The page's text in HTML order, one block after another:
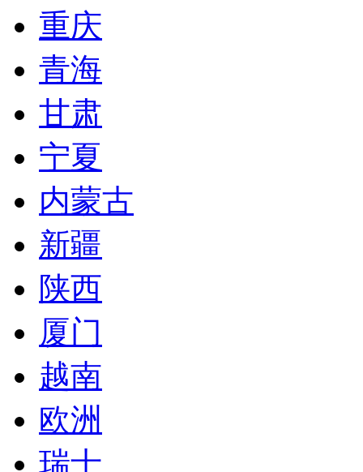
重庆
青海
甘肃
宁夏
内蒙古
新疆
陕西
厦门
越南
欧洲
瑞士